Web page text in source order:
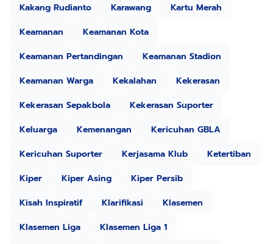
Kakang Rudianto
Karawang
Kartu Merah
Keamanan
Keamanan Kota
Keamanan Pertandingan
Keamanan Stadion
Keamanan Warga
Kekalahan
Kekerasan
Kekerasan Sepakbola
Kekerasan Suporter
Keluarga
Kemenangan
Kericuhan GBLA
Kericuhan Suporter
Kerjasama Klub
Ketertiban
Kiper
Kiper Asing
Kiper Persib
Kisah Inspiratif
Klarifikasi
Klasemen
Klasemen Liga
Klasemen Liga 1